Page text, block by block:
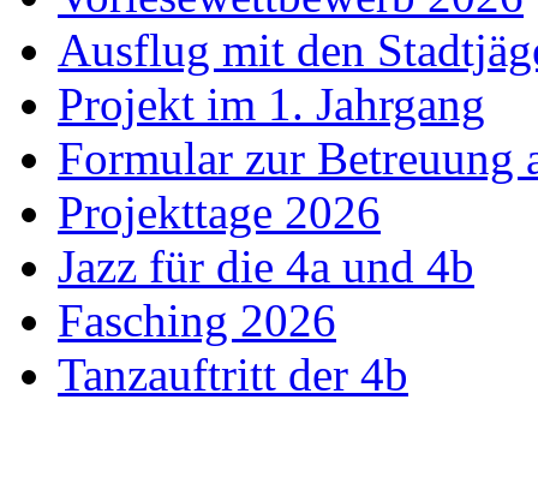
Ausflug mit den
Projekt im 1. Jahrgang
Formular zur Betreuung
Projekttage 2026
Jazz für die 4a und 4b
Fasching 2026
Tanzauftritt der 4b